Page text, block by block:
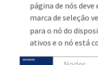
página de nós
marca de seleção
para o nó do
ativos e o nó está